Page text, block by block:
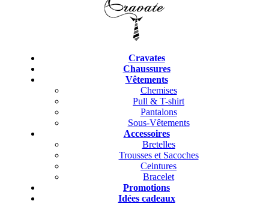
Cravates
Chaussures
Vêtements
Chemises
Pull & T-shirt
Pantalons
Sous-Vêtements
Accessoires
Bretelles
Trousses et Sacoches
Ceintures
Bracelet
Promotions
Idées cadeaux